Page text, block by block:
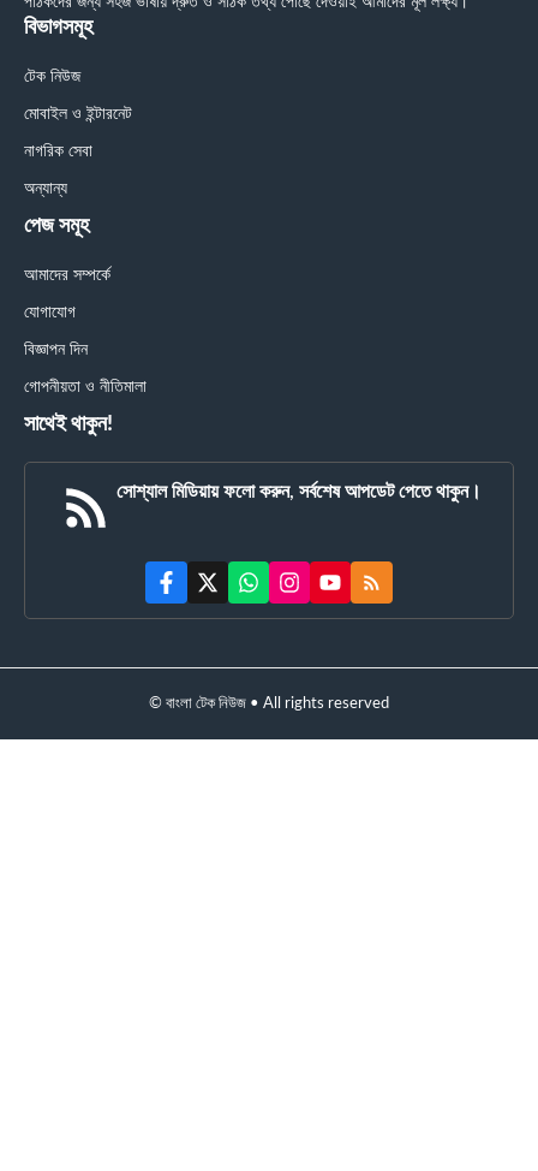
বিভাগসমূহ
টেক নিউজ
মোবাইল ও ইন্টারনেট
নাগরিক সেবা
অন্যান্য
পেজ সমূহ
আমাদের সম্পর্কে
যোগাযোগ
বিজ্ঞাপন দিন
গোপনীয়তা ও নীতিমালা
সাথেই থাকুন!
সোশ্যাল মিডিয়ায় ফলো করুন, সর্বশেষ আপডেট পেতে থাকুন।
© বাংলা টেক নিউজ • All rights reserved